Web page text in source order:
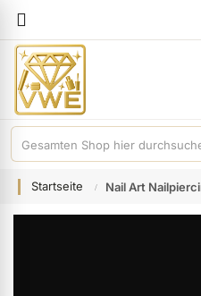
Startseite Nail Art